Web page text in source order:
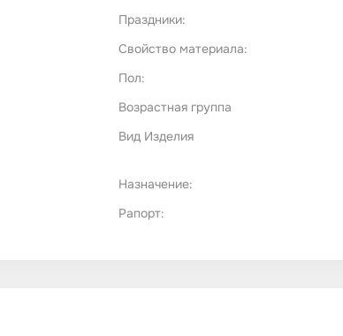
Праздники:
Свойство материала:
Пол:
Возрастная группа
Вид Изделия
Назначение:
Рапорт: